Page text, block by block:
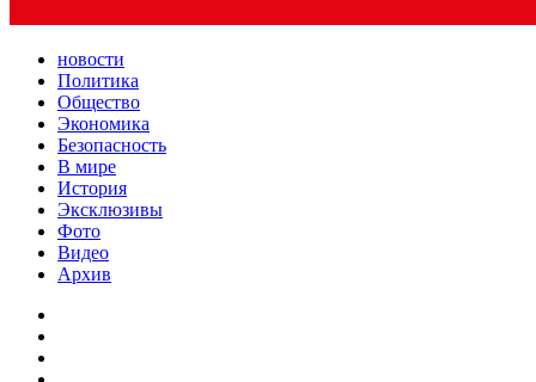
новости
Политика
Общество
Экономика
Безопасность
В мире
История
Эксклюзивы
Фото
Видео
Архив